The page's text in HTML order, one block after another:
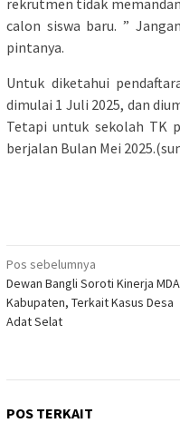
calon siswa baru. ”
pintanya.
Untuk diketahui
dimulai 1 Juli 2025, dan
Tetapi untuk sekolah TK
berjalan Bulan Mei
Navigasi
pos
Pos sebelumnya
Dewan Bangli Soroti Kinerja MDA
Kabupaten, Terkait Kasus Desa
Adat Selat
POS TERKAIT